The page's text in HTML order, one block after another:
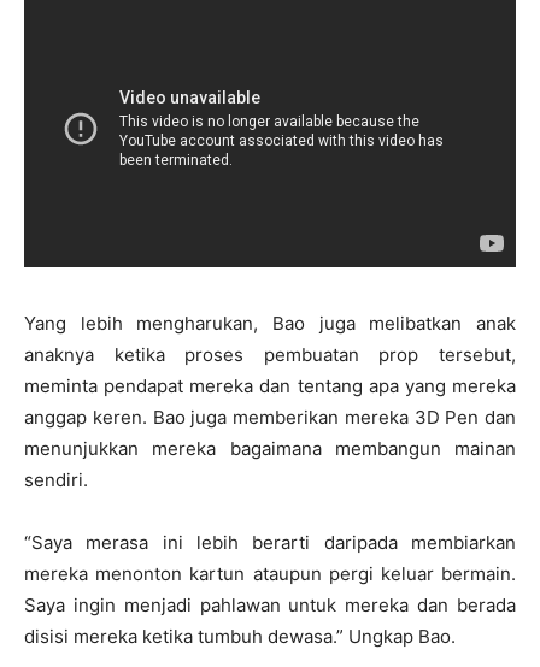
Yang lebih mengharukan, Bao juga melibatkan anak
anaknya ketika proses pembuatan prop tersebut,
meminta pendapat mereka dan tentang apa yang mereka
anggap keren. Bao juga memberikan mereka 3D Pen dan
menunjukkan mereka bagaimana membangun mainan
sendiri.
“Saya merasa ini lebih berarti daripada membiarkan
mereka menonton kartun ataupun pergi keluar bermain.
Saya ingin menjadi pahlawan untuk mereka dan berada
disisi mereka ketika tumbuh dewasa.” Ungkap Bao.